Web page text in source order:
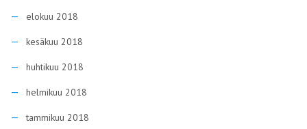
elokuu 2018
kesäkuu 2018
huhtikuu 2018
helmikuu 2018
tammikuu 2018